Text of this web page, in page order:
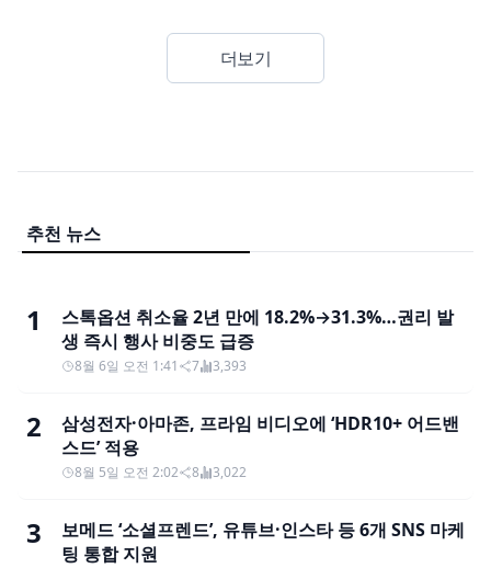
더보기
추천 뉴스
1
스톡옵션 취소율 2년 만에 18.2%→31.3%…권리 발
생 즉시 행사 비중도 급증
8월 6일 오전 1:41 7 3,393
2
삼성전자·아마존, 프라임 비디오에 ‘HDR10+ 어드밴
스드’ 적용
8월 5일 오전 2:02 8 3,022
3
보메드 ‘소셜프렌드’, 유튜브·인스타 등 6개 SNS 마케
팅 통합 지원